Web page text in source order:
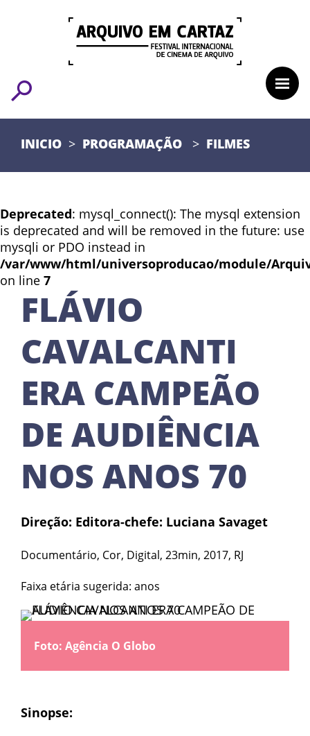
INICIO PROGRAMAÇÃO FILMES
Deprecated: mysql_connect(): The mysql extension
is deprecated and will be removed in the future: use
mysqli or PDO instead in
/var/www/html/universoproducao/module/
on line 7
FLÁVIO
CAVALCANTI
ERA CAMPEÃO
DE AUDIÊNCIA
NOS ANOS 70
Direção: Editora-chefe: Luciana Savaget
Documentário, Cor, Digital, 23min, 2017, RJ
Faixa etária sugerida: anos
Foto: Agência O Globo
Sinopse: